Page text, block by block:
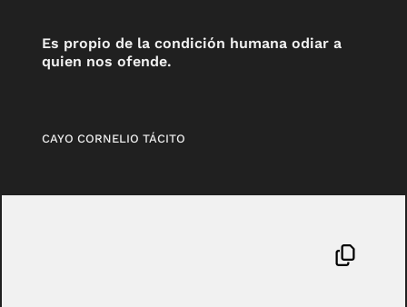
Es propio de la condición humana odiar a
quien nos ofende.
CAYO CORNELIO TÁCITO